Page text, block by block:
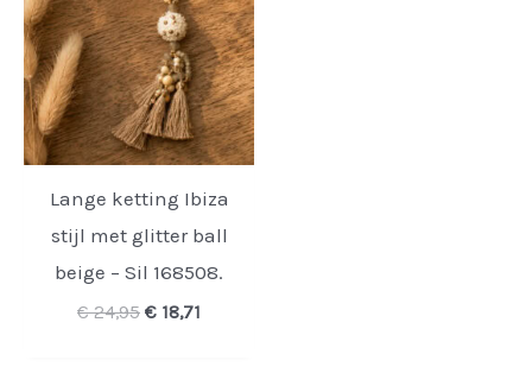
Lange ketting Ibiza
stijl met glitter ball
beige – Sil 168508.
€24,95 Oorspronkelijke
€ 18,71